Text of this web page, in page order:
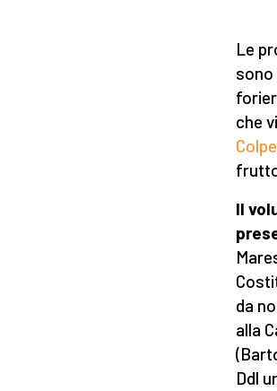
Le
sono
che
Il
da
alla
Ddl